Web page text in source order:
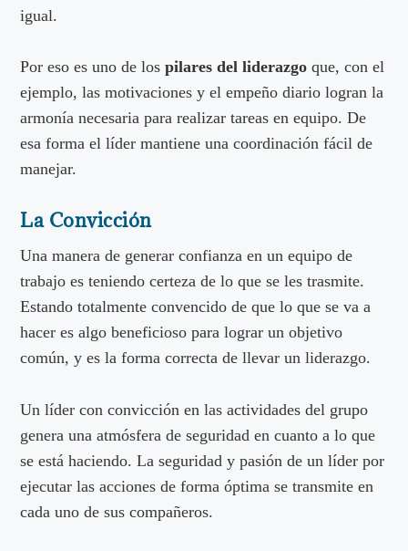
igual.
Por eso es uno de los pilares del liderazgo que, con el
ejemplo, las motivaciones y el empeño diario logran la
armonía necesaria para realizar tareas en equipo. De
esa forma el líder mantiene una coordinación fácil de
manejar.
La Convicción
Una manera de generar confianza en un equipo de
trabajo es teniendo certeza de lo que se les trasmite.
Estando totalmente convencido de que lo que se va a
hacer es algo beneficioso para lograr un objetivo
común, y es la forma correcta de llevar un liderazgo.
Un líder con convicción en las actividades del grupo
genera una atmósfera de seguridad en cuanto a lo que
se está haciendo. La seguridad y pasión de un líder por
ejecutar las acciones de forma óptima se transmite en
cada uno de sus compañeros.